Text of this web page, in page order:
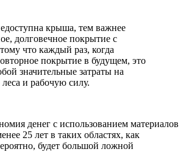
крыша, тем важнее
долговечное покрытие с
что каждый раз, когда
покрытие в будущем, это
значительные затраты на
и рабочую силу.
денег с использованием материалов
25 лет в таких областях, как
будет большой ложной